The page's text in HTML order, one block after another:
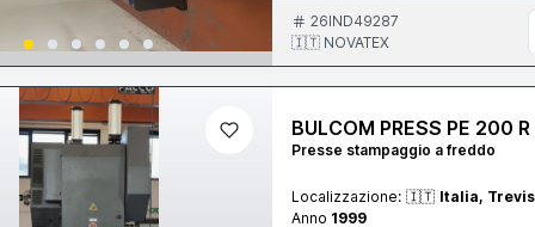
UltraChrome DS, che
resistenza nel tempo. **Caratteristiche principali:** * Larghezza di stampa: 64" (162,5 cm) *
Tecnologia di stampa Epson
inchiostri Epson UltraChrome
supporti e produzione
settore della stampa tessile
produttiva con una soluzione industriale affidabile
26IND49287
🇮🇹 NOVATEX
BULCOM PRESS PE 200 R
Presse stampaggio a freddo
Localizzazione: 🇮🇹 Italia,
Anno 1999